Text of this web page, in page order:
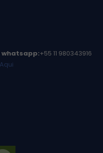
whatsapp:+55 11 980343916